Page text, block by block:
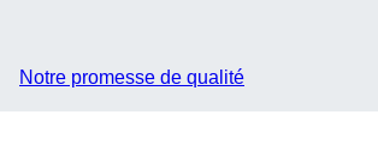
Notre promesse de qualité